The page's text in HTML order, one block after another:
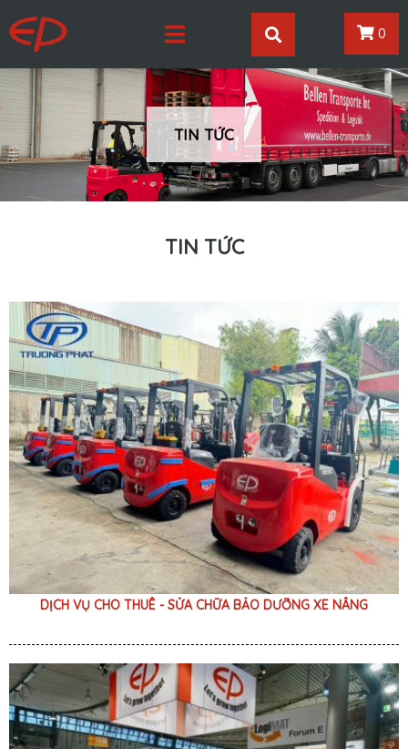
0
TIN TỨC
TIN TỨC
DỊCH VỤ CHO THUÊ - SỬA CHỮA BẢO DƯỠNG XE NÂNG